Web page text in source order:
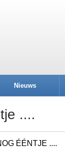
Nieuws
....
ÉÉNTJE ....